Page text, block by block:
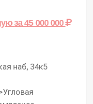
за 45 000 000
наб, 34к5